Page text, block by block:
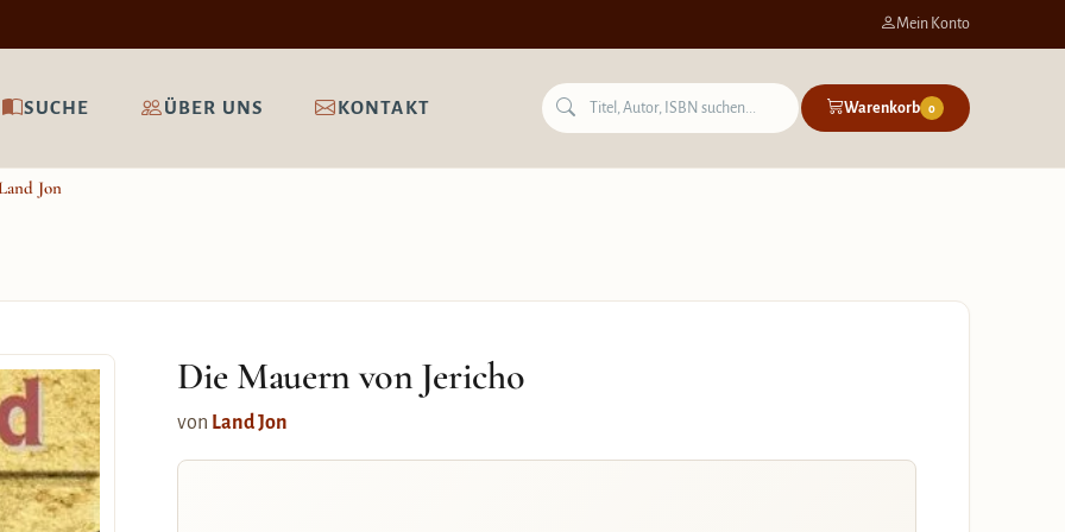
Mein Konto
SUCHE ÜBER UNS KONTAKT Warenkorb 0
Jon
Die Mauern von Jericho
von Land Jon